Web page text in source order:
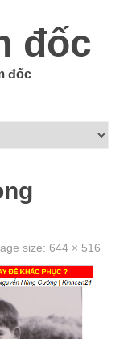
đốc
đốc
size: 644 × 516